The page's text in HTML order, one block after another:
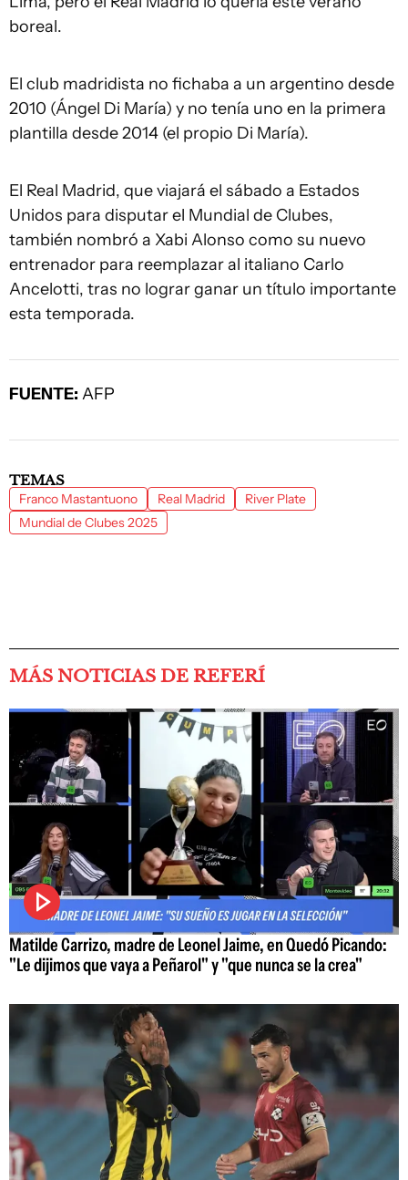
boreal.
El club madridista no fichaba a un argentino desde
2010 (Ángel Di María) y no tenía uno en la primera
plantilla desde 2014 (el propio Di María).
El Real Madrid, que viajará el sábado a Estados
Unidos para disputar el Mundial de Clubes,
también nombró a Xabi Alonso como su nuevo
entrenador para reemplazar al italiano Carlo
Ancelotti, tras no lograr ganar un título importante
esta temporada.
FUENTE: AFP
TEMAS
Franco Mastantuono Real Madrid
River Plate
Mundial de Clubes 2025
MÁS NOTICIAS DE REFERÍ
Matilde Carrizo, madre de Leonel Jaime, en Quedó Picando:
"Le dijimos que vaya a Peñarol" y "que nunca se la crea"